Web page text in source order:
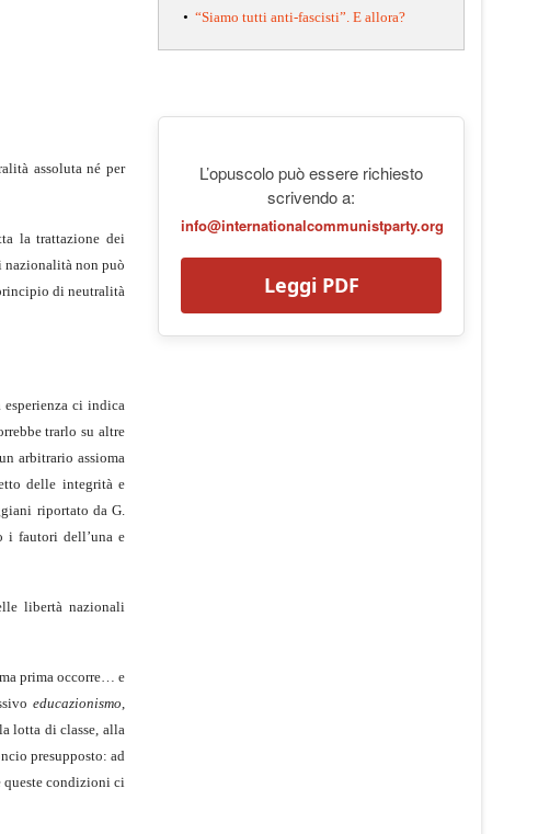
assoluta né per
la trattazione dei
nazionalità non può
di neutralità
ci indica
trarlo su altre
arbitrario assioma
delle integrità e
riportato da G.
i fautori dell’una e
libertà nazionali
prima occorre… e
educazionismo
lotta di classe, alla
presupposto: ad
queste condizioni ci
• “Siamo tutti anti-fascisti”. E allora?
L’opuscolo può essere richiesto
scrivendo a:
info@internationalcommunistparty.org
Leggi PDF